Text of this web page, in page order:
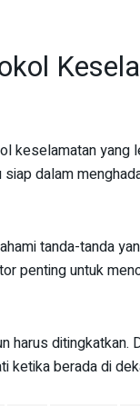
keselamatan
dalam
tanda-tanda
penting untuk
harus ditingkatkan.
ketika berada di